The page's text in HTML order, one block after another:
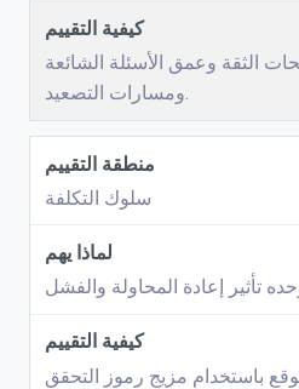
الثقة وعمق الأسئلة الشائعة
ومسارات التصعيد.
سلوك التكلفة
باستخدام مزيج رموز التحقق